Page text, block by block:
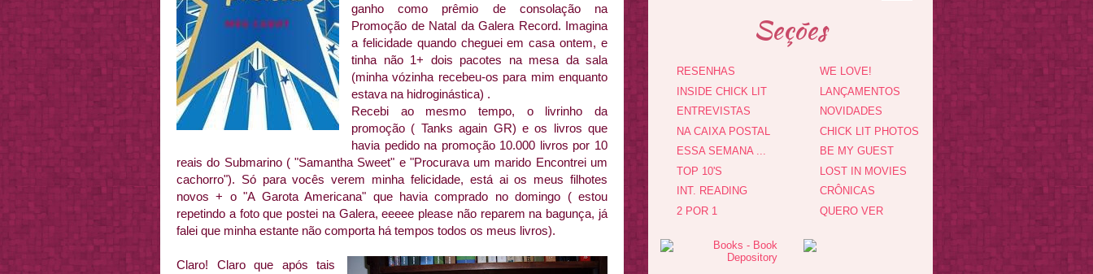
ganho como prêmio de consolação na
Promoção de Natal da Galera Record. Imagina
a felicidade quando cheguei em casa ontem, e
tinha não 1+ dois pacotes na mesa da sala
(minha vózinha recebeu-os para mim enquanto
estava na hidroginástica) .
Recebi ao mesmo tempo, o livrinho da
promoção ( Tanks again GR) e os livros que
havia pedido na promoção 10.000 livros por 10
reais do Submarino ( "Samantha Sweet" e "Procurava um marido Encontrei um
cachorro"). Só para vocês verem minha felicidade, está ai os meus filhotes
novos + o "A Garota Americana" que havia comprado no domingo ( estou
repetindo a foto que postei na Galera, eeeee please não reparem na bagunça, já
falei que minha estante não comporta há tempos todos os meus livros).
Claro! Claro que após tais
Seções
RESENHAS
INSIDE CHICK LIT
ENTREVISTAS
NA CAIXA POSTAL
ESSA SEMANA ...
TOP 10'S
INT. READING
2 POR 1
WE LOVE!
LANÇAMENTOS
NOVIDADES
CHICK LIT PHOTOS
BE MY GUEST
LOST IN MOVIES
CRÔNICAS
QUERO VER